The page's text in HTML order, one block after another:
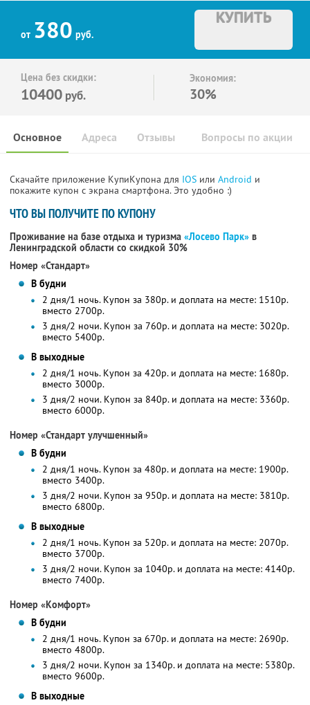
от 380 руб.
КУПИТЬ
Цена без скидки:
10400 руб.
Экономия:
30%
Основное Отзывы Вопросы по акции
Адреса
Скачайте приложение КупиКупона для IOS или Android и
покажите купон с экрана смартфона. Это удобно :)
ЧТО ВЫ ПОЛУЧИТЕ ПО КУПОНУ
Проживание на базе отдыха и туризма «Лосево Парк» в
Ленинградской области со скидкой 30%
Номер «Стандарт»
В будни
2 дня/1 ночь. Купон за 380р. и доплата на месте: 1510р.
вместо 2700р.
3 дня/2 ночи. Купон за 760р. и доплата на месте: 3020р.
вместо 5400р.
В выходные
2 дня/1 ночь. Купон за 420р. и доплата на месте: 1680р.
вместо 3000р.
3 дня/2 ночи. Купон за 840р. и доплата на месте: 3360р.
вместо 6000р.
Номер «Стандарт улучшенный»
В будни
2 дня/1 ночь. Купон за 480р. и доплата на месте: 1900р.
вместо 3400р.
3 дня/2 ночи. Купон за 950р. и доплата на месте: 3810р.
вместо 6800р.
В выходные
2 дня/1 ночь. Купон за 520р. и доплата на месте: 2070р.
вместо 3700р.
3 дня/2 ночи. Купон за 1040р. и доплата на месте: 4140р.
вместо 7400р.
Номер «Комфорт»
В будни
2 дня/1 ночь. Купон за 670р. и доплата на месте: 2690р.
вместо 4800р.
3 дня/2 ночи. Купон за 1340р. и доплата на месте: 5380р.
вместо 9600р.
В выходные